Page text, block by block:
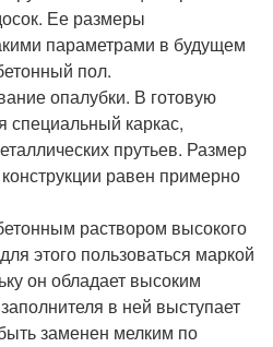
Ее размеры
параметрами в будущем
пол.
опалубки. В готовую
специальный каркас,
прутьев. Размер
равен примерно
раствором высокого
этого пользоваться маркой
он обладает высоким
в ней выступает
заменен мелким по